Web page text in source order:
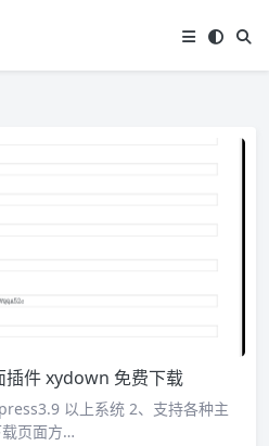
件 xydown 免费下载
以上系统 2、支持各种主
页面方…